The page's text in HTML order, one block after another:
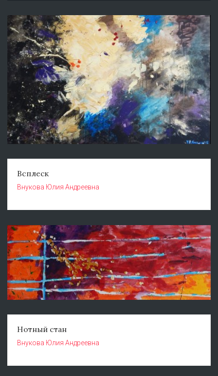
Всплеск
Внукова Юлия Андреевна
Нотный стан
Внукова Юлия Андреевна